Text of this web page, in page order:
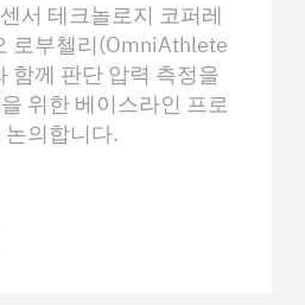
서 테크놀로지 코퍼레
로부첼리(OmniAthlete
함께 판단 압력 측정을
위한 베이스라인 프로
의합니다.